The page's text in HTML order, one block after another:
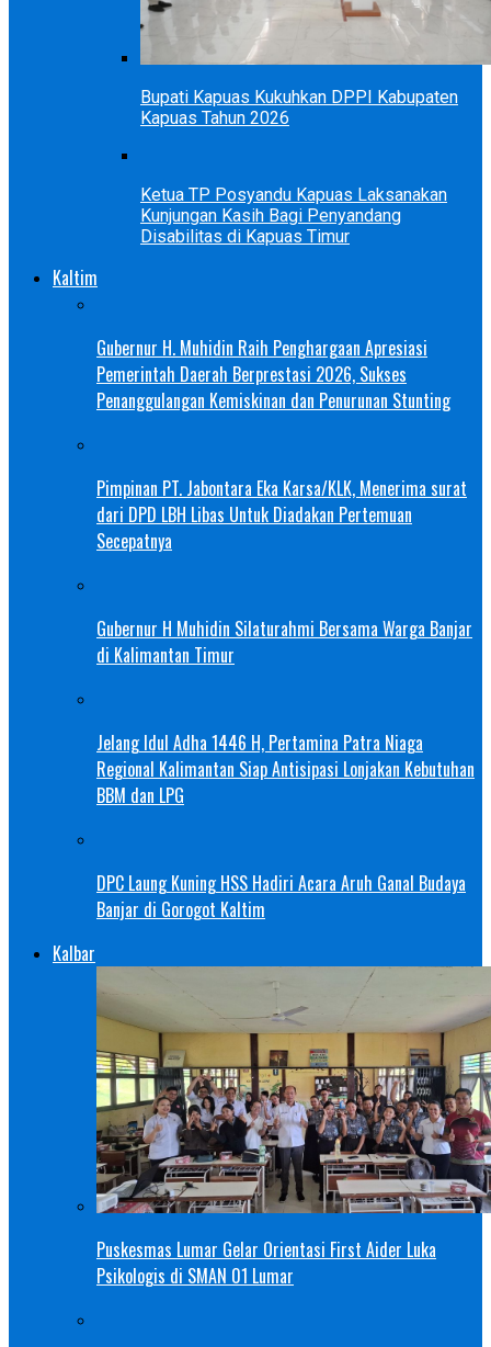
Bupati Kapuas Kukuhkan DPPI Kabupaten
Kapuas Tahun 2026
Ketua TP Posyandu Kapuas Laksanakan
Kunjungan Kasih Bagi Penyandang
Disabilitas di Kapuas Timur
Kaltim
Gubernur H. Muhidin Raih Penghargaan Apresiasi
Pemerintah Daerah Berprestasi 2026, Sukses
Penanggulangan Kemiskinan dan Penurunan Stunting
Pimpinan PT. Jabontara Eka Karsa/KLK, Menerima surat
dari DPD LBH Libas Untuk Diadakan Pertemuan
Secepatnya
Gubernur H Muhidin Silaturahmi Bersama Warga Banjar
di Kalimantan Timur
Jelang Idul Adha 1446 H, Pertamina Patra Niaga
Regional Kalimantan Siap Antisipasi Lonjakan Kebutuhan
BBM dan LPG
DPC Laung Kuning HSS Hadiri Acara Aruh Ganal Budaya
Banjar di Gorogot Kaltim
Kalbar
Puskesmas Lumar Gelar Orientasi First Aider Luka
Psikologis di SMAN 01 Lumar